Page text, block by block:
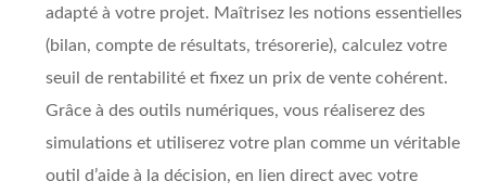
adapté à votre projet. Maîtrisez les notions essentielles
(bilan, compte de résultats, trésorerie), calculez votre
seuil de rentabilité et fixez un prix de vente cohérent.
Grâce à des outils numériques, vous réaliserez des
simulations et utiliserez votre plan comme un véritable
outil d’aide à la décision, en lien direct avec votre